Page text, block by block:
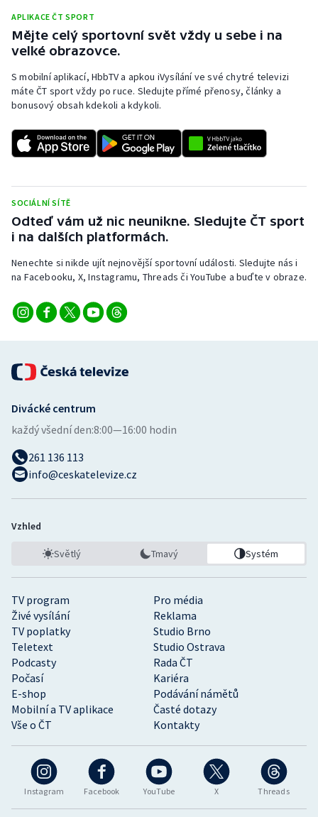
Ragby
Rychlobruslení
Rychlostní kanoistika
Sportovní střelba
Stolní tenis
Triatlon
Veslování
Volejbal
Ostatní
APLIKACE ČT SPORT
Mějte celý sportovní svět vždy u sebe i na
velké obrazovce.
S mobilní aplikací, HbbTV a apkou iVysílání ve své chytré televizi
máte ČT sport vždy po ruce. Sledujte přímé přenosy, články a
bonusový obsah kdekoli a kdykoli.
SOCIÁLNÍ SÍTĚ
Odteď vám už nic neunikne. Sledujte ČT sport
i na dalších platformách.
Nenechte si nikde ujít nejnovější sportovní události. Sledujte nás i
na Facebooku, X, Instagramu, Threads či YouTube a buďte v obraze.
Instagram Facebook YouTube X Threads
TV program
Pro média
Živé vysílání
Reklama
TV poplatky
Studio Brno
Teletext
Studio Ostrava
Podcasty
Rada ČT
Počasí
Kariéra
E-shop
Podávání námětů
Mobilní a TV aplikace
Časté dotazy
Vše o ČT
Kontakty
Divácké centrum
každý všední den:8:00—16:00 hodin
261 136 113
info@ceskatelevize.cz
Vzhled
Světlý Tmavý Systém